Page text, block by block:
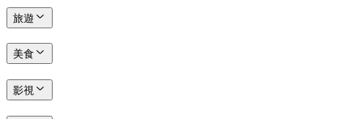
旅遊
美食
影視